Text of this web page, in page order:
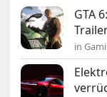
GTA
in